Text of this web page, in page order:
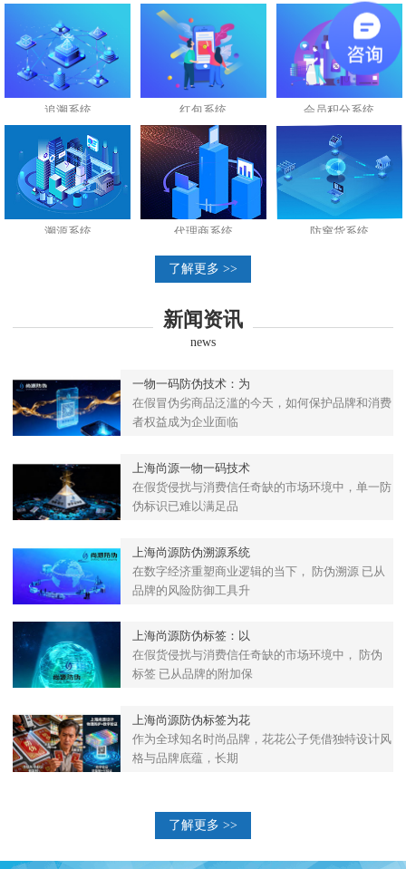
追溯系统 红包系统 会员积分系统
溯源系统 代理商系统 防窜货系统
了解更多 >>
新闻资讯
news
一物一码防伪技术：为
在假冒伪劣商品泛滥的今天，如何保护品牌和消费
者权益成为企业面临
上海尚源一物一码技术
在假货侵扰与消费信任奇缺的市场环境中，单一防
伪标识已难以满足品
上海尚源防伪溯源系统
在数字经济重塑商业逻辑的当下， 防伪溯源 已从
品牌的风险防御工具升
上海尚源防伪标签：以
在假货侵扰与消费信任奇缺的市场环境中， 防伪
标签 已从品牌的附加保
上海尚源防伪标签为花
作为全球知名时尚品牌，花花公子凭借独特设计风
格与品牌底蕴，长期
了解更多 >>